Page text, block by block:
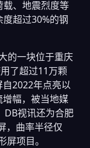
、地震烈度等
超过30%的钢
的一块位于重庆
了超过11万颗
2022年点亮以
幅，被当地媒
DB视讯还为合肥
，曲率半径仅
项目。